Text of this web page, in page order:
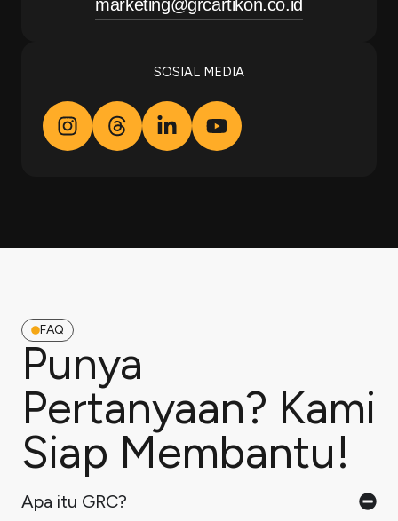
marketing@grcartikon.co.id
SOSIAL MEDIA
FAQ
Punya
Pertanyaan? Kami
Siap Membantu!
Apa itu GRC?